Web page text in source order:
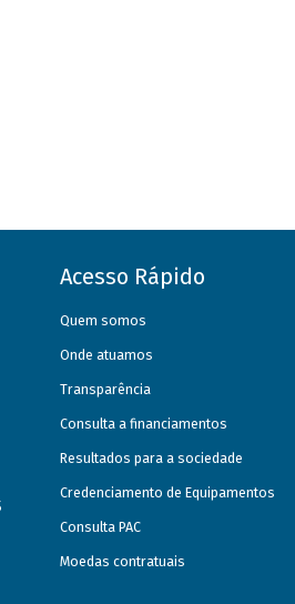
Acesso Rápido
Quem somos
Onde atuamos
Transparência
Consulta a financiamentos
Resultados para a sociedade
Credenciamento de Equipamentos
Consulta PAC
Moedas contratuais